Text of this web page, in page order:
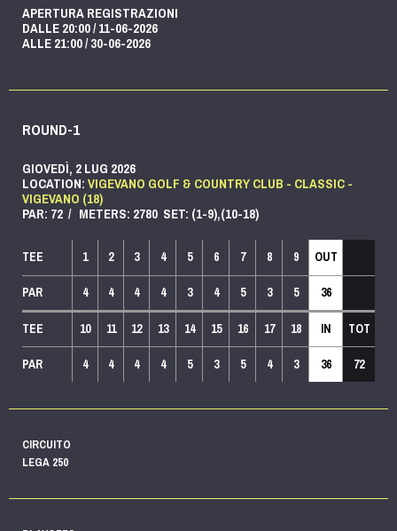
APERTURA REGISTRAZIONI
DALLE 20:00 / 11-06-2026
ALLE 21:00 / 30-06-2026
ROUND-1
GIOVEDÌ, 2 LUG 2026
LOCATION:VIGEVANO GOLF & COUNTRY CLUB - CLASSIC -
VIGEVANO (18)
PAR: 72 / METERS: 2780 SET: (1-9),(10-18)
TEE 1 2 3 4 5 6 7 8 9
OUT
PAR
4 4 4 4 3 4 5 3 5
36
TEE
10 11 12 13 14 15 16 17 18 IN
TOT
PAR
4 4 4 4 5 3 5 4 3 36 72
CIRCUITO
LEGA 250